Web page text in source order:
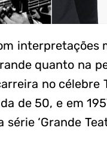
interpretações
quanto na
no célebre
de 50, e em
‘Grande